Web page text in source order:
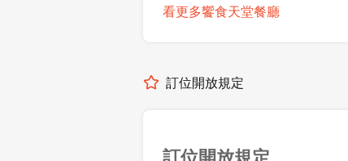
看更多饗食天堂餐廳
訂位開放規定